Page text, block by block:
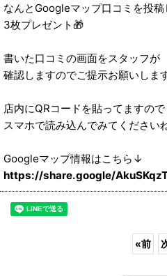
なんとGoogleマップ口コミを投
3枚プレゼント🎁
書いた口コミの画面をスタッフが
確認しますのでご提示お願いしま
店内にQRコードを貼ってますので
スマホで読み込んでみてください
Googleマップ情報はこちら↓
https://share.google/
«前